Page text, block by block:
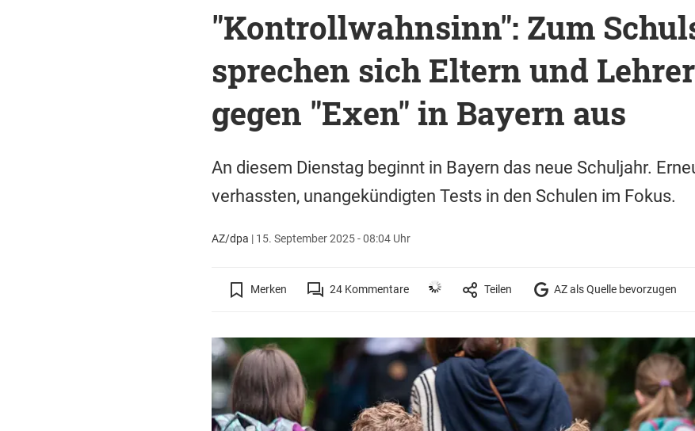
"Kontrollwahnsinn": Zum
sprechen sich Eltern und
gegen "Exen" in Bayern aus
An diesem Dienstag beginnt in Bayern das neue Schuljahr.
verhassten, unangekündigten Tests in den Schulen im Fokus.
AZ/dpa | 15. September 2025 - 08:04 Uhr
Merken 24Kommentare Teilen AZ als Quelle bevorzugen